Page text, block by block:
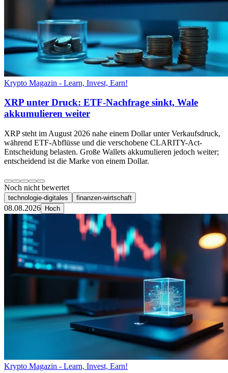
Krypto Magazin - Learn, Invest, Earn!
XRP unter Druck: ETF-Nachfrage sinkt, Wale
akkumulieren weiter
XRP steht im August 2026 nahe einem Dollar unter Verkaufsdruck,
während ETF-Abflüsse und die verschobene CLARITY-Act-
Entscheidung belasten. Große Wallets akkumulieren jedoch weiter;
entscheidend ist die Marke von einem Dollar.
Noch nicht bewertet
technologie-digitales finanzen-wirtschaft
08.08.2026 Hoch
Krypto Magazin - Learn, Invest, Earn!